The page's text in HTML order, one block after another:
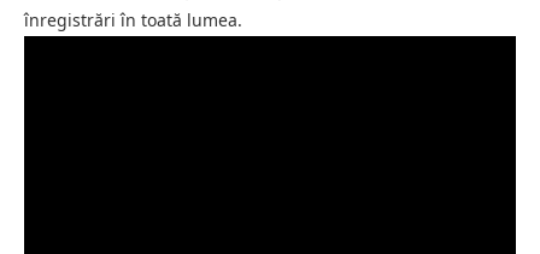
înregistrări în toată lumea.